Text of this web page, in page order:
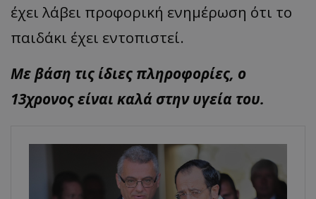
έχει λάβει προφορική ενημέρωση ότι το
παιδάκι έχει εντοπιστεί.
Με βάση τις ίδιες πληροφορίες, ο
13χρονος είναι καλά στην υγεία του.